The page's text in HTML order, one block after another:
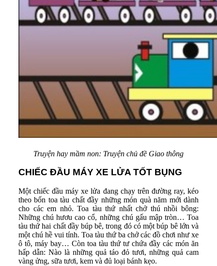
Truyện hay mầm non: Truyện chủ đề Giao thông
CHIẾC ĐẦU MÁY XE LỬA TỐT BỤNG
Một chiếc đầu máy xe lửa đang chạy trên đường ray, kéo
theo bốn toa tàu chất đầy những món quà năm mới dành
cho các em nhỏ. Toa tàu thứ nhất chở thú nhồi bông:
Những chú hươu cao cổ, những chú gấu mập tròn… Toa
tàu thứ hai chất đầy búp bê, trong đó có một búp bê lớn và
một chú hề vui tính. Toa tàu thứ ba chở các đồ chơi như xe
ô tô, máy bay… Còn toa tàu thứ tư chứa đầy các món ăn
hấp dẫn: Nào là những quả táo đỏ tươi, những quả cam
vàng ửng, sữa tươi, kem và đủ loại bánh kẹo.